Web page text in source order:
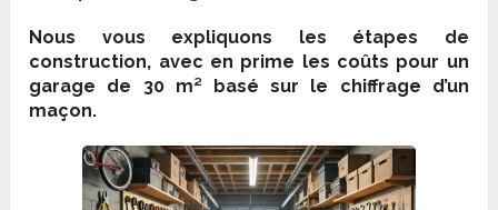
Nous vous expliquons les étapes de
construction, avec en prime les coûts pour un
garage de 30 m² basé sur le chiffrage d’un
maçon.